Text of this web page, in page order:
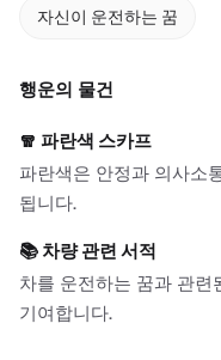
자신이 운전하는 꿈
행운의 물건
🧣 파란색 스카프
파란색은 안정과 의사소
됩니다.
📚 차량 관련 서적
차를 운전하는 꿈과 관련
기여합니다.